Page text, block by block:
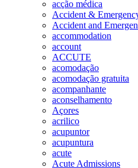
acção médica
Accident &
Accident and
accommodation
account
ACCUTE
acomodação
acomodação gratuita
acompanhante
aconselhamento
Açores
acrilico
acupuntor
acupuntura
acute
Acute Admissions